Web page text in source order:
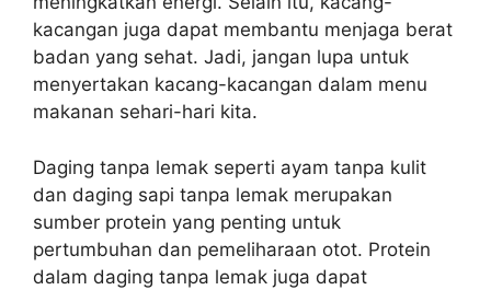
kacangan juga dapat membantu menjaga berat
badan yang sehat. Jadi, jangan lupa untuk
menyertakan kacang-kacangan dalam menu
makanan sehari-hari kita.
Daging tanpa lemak seperti ayam tanpa kulit
dan daging sapi tanpa lemak merupakan
sumber protein yang penting untuk
pertumbuhan dan pemeliharaan otot. Protein
dalam daging tanpa lemak juga dapat